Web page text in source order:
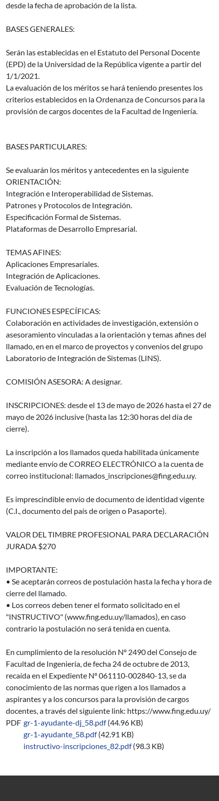
desde la fecha de aprobación de la lista.
BASES GENERALES:
Serán las establecidas en el Estatuto del Personal Docente
(EPD) de la Universidad de la República vigente a partir del
1/1/2021.
La evaluación de los méritos se hará teniendo presentes los
criterios establecidos en la Ordenanza de Concursos para la
provisión de cargos docentes de la Facultad de Ingeniería.
BASES PARTICULARES:
Se evaluarán los méritos y antecedentes en la siguiente
ORIENTACIÓN:
Integración e Interoperabilidad de Sistemas.
Patrones y Protocolos de Integración.
Especificación Formal de Sistemas.
Plataformas de Desarrollo Empresarial.
TEMAS AFINES:
Aplicaciones Empresariales.
Integración de Aplicaciones.
Evaluación de Tecnologías.
FUNCIONES ESPECÍFICAS:
Colaboración en actividades de investigación, extensión o
asesoramiento vinculadas a la orientación y temas afines del
llamado, en en el marco de proyectos y convenios del grupo
Laboratorio de Integración de Sistemas (LINS).
COMISIÓN ASESORA: A designar.
INSCRIPCIONES: desde el 13 de mayo de 2026 hasta el 27 de
mayo de 2026 inclusive (hasta las 12:30 horas del día de
cierre).
La inscripción a los llamados queda habilitada únicamente
mediante envío de CORREO ELECTRÓNICO a la cuenta de
correo institucional: llamados_inscripciones@fing.edu.uy.
Es imprescindible envío de documento de identidad vigente
(C.I., documento del país de origen o Pasaporte).
VALOR DEL TIMBRE PROFESIONAL PARA DECLARACIÓN
JURADA $270
IMPORTANTE:
• Se aceptarán correos de postulación hasta la fecha y hora de
cierre del llamado.
• Los correos deben tener el formato solicitado en el
"INSTRUCTIVO" (www.fing.edu.uy/llamados), en caso
contrario la postulación no será tenida en cuenta.
En cumplimiento de la resolución Nº 2490 del Consejo de
Facultad de Ingeniería, de fecha 24 de octubre de 2013,
recaída en el Expediente Nº 061110-002840-13, se da
conocimiento de las normas que rigen a los llamados a
aspirantes y a los concursos para la provisión de cargos
docentes, a través del siguiente link: https://www.fing.edu.uy/
PDF gr-1-ayudante-dj_58.pdf (44.96 KB)
gr-1-ayudante_58.pdf (42.91 KB)
instructivo-inscripciones_82.pdf (98.3 KB)